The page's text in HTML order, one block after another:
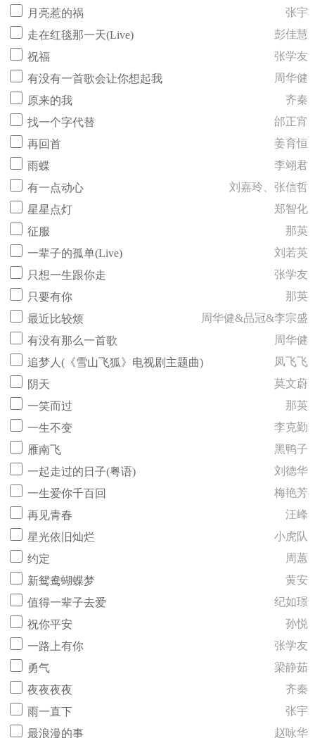
月亮惹的祸
张宇
走在红毯那一天(Live)
彭佳慧
祝福
张学友
有没有一首歌会让你想起我
周华健
原来的我
齐秦
找一个字代替
邰正宵
再回首
姜育恒
雨蝶
李翊君
有一点动心
刘嘉玲、张信哲
星星点灯
郑智化
征服
那英
一辈子的孤单(Live)
刘若英
只想一生跟你走
张学友
只要有你
那英
最近比较烦
周华健&品冠&李宗盛
有没有那么一首歌
周华健
追梦人(《雪山飞狐》电视剧主题曲)
凤飞飞
阴天
莫文蔚
一笑而过
那英
一生不变
李克勤
雁南飞
黑鸭子
一起走过的日子(粤语)
刘德华
一生爱你千百回
梅艳芳
再见青春
汪峰
星光依旧灿烂
小虎队
约定
周蕙
新鸳鸯蝴蝶梦
黄安
值得一辈子去爱
纪如璟
祝你平安
孙悦
一路上有你
张学友
勇气
梁静茹
夜夜夜夜
齐秦
雨一直下
张宇
最浪漫的事
赵咏华